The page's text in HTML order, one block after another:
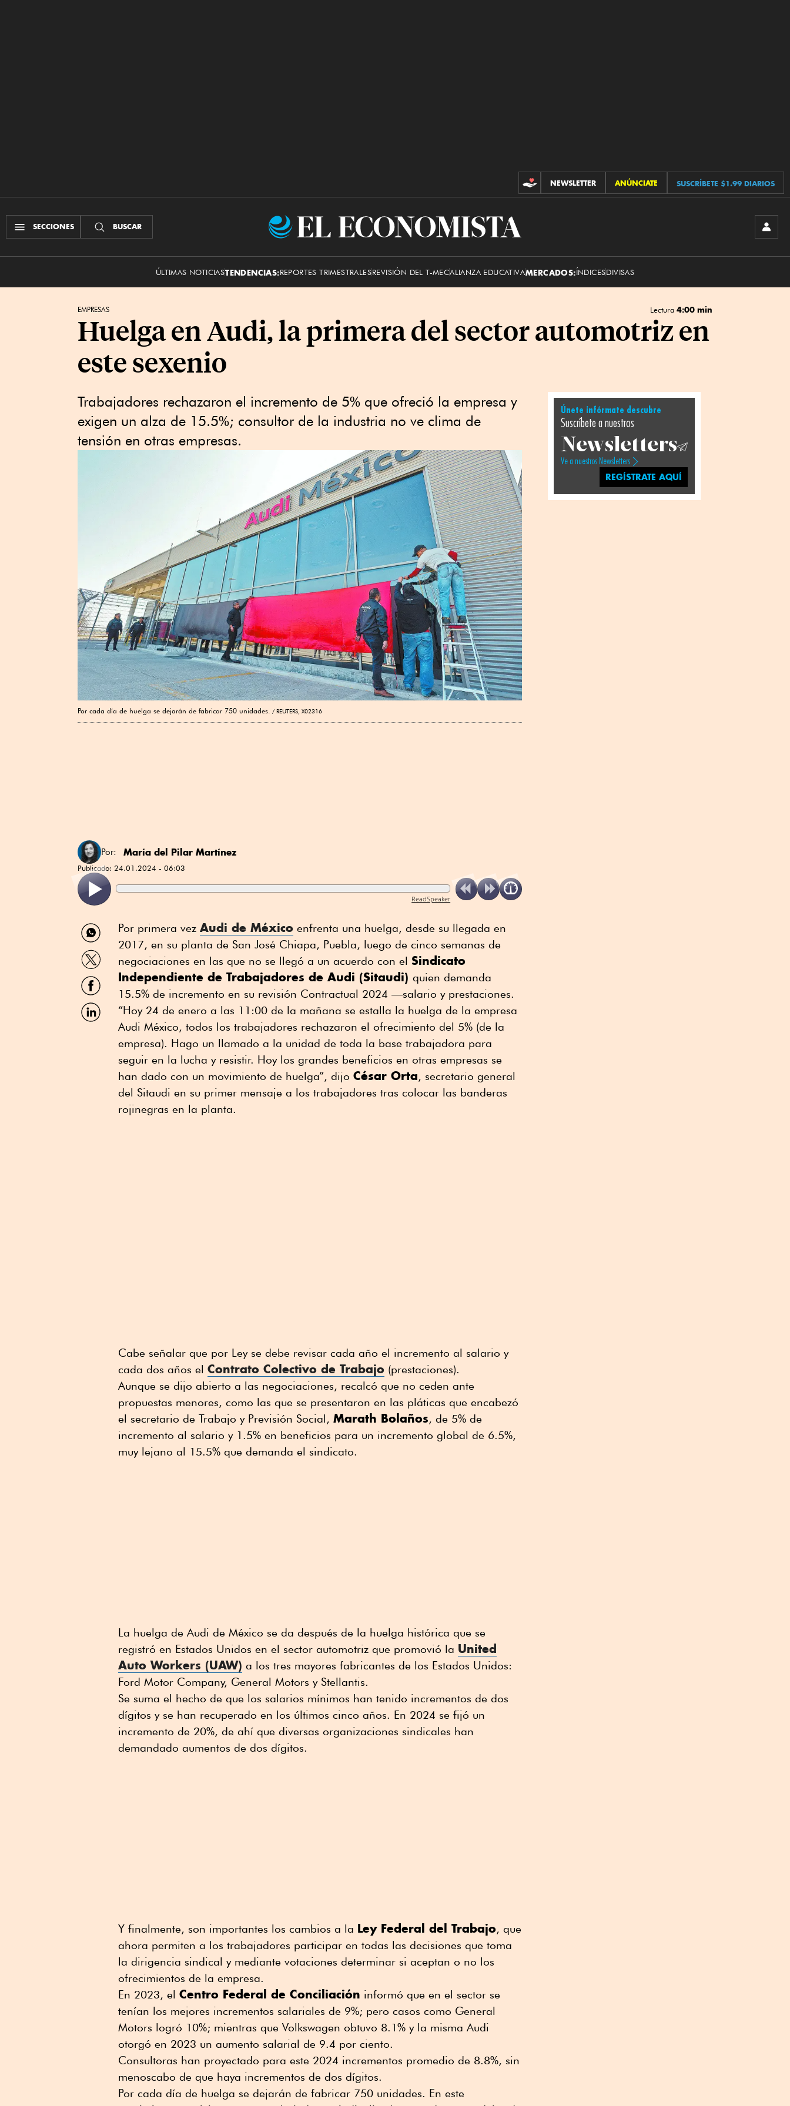
CONTRIBUCIONES
NEWSLETTER ANÚNCIATE SUSCRÍBETE $1.99 DIARIOS
SECCIONES BUSCAR
El
ÚLTIMAS NOTICIASTENDENCIAS:REPORTES TRIMESTRALESREVISIÓN DEL T-MECALIANZA EDUCATIVAMERCADOS:ÍNDICESDIVISAS
EMPRESAS Lectura 4:00 min
Huelga en Audi, la primera del sector automotriz en
este sexenio
Trabajadores rechazaron el incremento de 5% que ofreció la empresa y
exigen un alza de 15.5%; consultor de la industria no ve clima de
tensión en otras empresas.
Por cada día de huelga se dejarán de fabricar 750 unidades. REUTERS, X02316
Por: María del Pilar Martínez
Publicado: 24.01.2024 - 06:03
ReadSpeaker
Compartir
por
WhatsApp
Compartir
por
Twitter
Compartir
por
Facebook
Compartir
por
Por primera vez Audi de México enfrenta una huelga, desde su llegada en
2017, en su planta de San José Chiapa, Puebla, luego de cinco semanas de
negociaciones en las que no se llegó a un acuerdo con el Sindicato
Independiente de Trabajadores de Audi (Sitaudi) quien demanda
15.5% de incremento en su revisión Contractual 2024 —salario y prestaciones.
“Hoy 24 de enero a las 11:00 de la mañana se estalla la huelga de la empresa
Audi México, todos los trabajadores rechazaron el ofrecimiento del 5% (de la
empresa). Hago un llamado a la unidad de toda la base trabajadora para
seguir en la lucha y resistir. Hoy los grandes beneficios en otras empresas se
han dado con un movimiento de huelga”, dijo César Orta, secretario general
del Sitaudi en su primer mensaje a los trabajadores tras colocar las banderas
rojinegras en la planta.
Cabe señalar que por Ley se debe revisar cada año el incremento al salario y
cada dos años el Contrato Colectivo de Trabajo (prestaciones).
Aunque se dijo abierto a las negociaciones, recalcó que no ceden ante
propuestas menores, como las que se presentaron en las pláticas que encabezó
el secretario de Trabajo y Previsión Social, Marath Bolaños, de 5% de
incremento al salario y 1.5% en beneficios para un incremento global de 6.5%,
muy lejano al 15.5% que demanda el sindicato.
La huelga de Audi de México se da después de la huelga histórica que se
registró en Estados Unidos en el sector automotriz que promovió la United
Auto Workers (UAW) a los tres mayores fabricantes de los Estados Unidos:
Ford Motor Company, General Motors y Stellantis.
Se suma el hecho de que los salarios mínimos han tenido incrementos de dos
dígitos y se han recuperado en los últimos cinco años. En 2024 se fijó un
incremento de 20%, de ahí que diversas organizaciones sindicales han
demandado aumentos de dos dígitos.
Y finalmente, son importantes los cambios a la Ley Federal del Trabajo, que
ahora permiten a los trabajadores participar en todas las decisiones que toma
la dirigencia sindical y mediante votaciones determinar si aceptan o no los
ofrecimientos de la empresa.
En 2023, el Centro Federal de Conciliación informó que en el sector se
tenían los mejores incrementos salariales de 9%; pero casos como General
Motors logró 10%; mientras que Volkswagen obtuvo 8.1% y la misma Audi
otorgó en 2023 un aumento salarial de 9.4 por ciento.
Consultoras han proyectado para este 2024 incrementos promedio de 8.8%, sin
menoscabo de que haya incrementos de dos dígitos.
Por cada día de huelga se dejarán de fabricar 750 unidades. En este
Únete infórmate descubre
Suscríbete a nuestros
Newsletters
Ve a nuestros Newsletters
REGÍSTRATE AQUÍ